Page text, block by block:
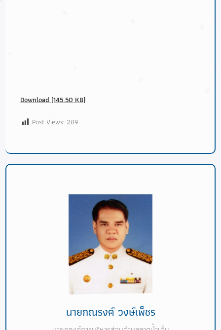
Download [145.50 KB]
Post Views: 289
นายกณรงค์ วงษ์เพ็ชร